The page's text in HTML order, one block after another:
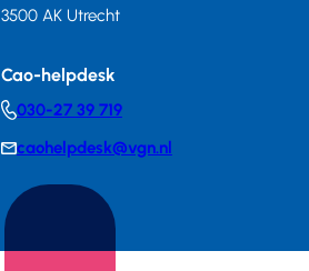
3500 AK Utrecht
Cao-helpdesk
Telephonenumber
030-27 39 719
E-
mail
caohelpdesk@vgn.nl